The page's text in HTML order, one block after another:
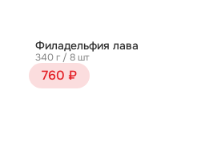
Филадельфия лава
340 г / 8 шт
760 ₽